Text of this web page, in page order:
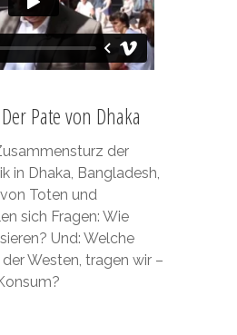
Pate von Dhaka
der
in Dhaka, Bangladesh,
Toten und
sich Fragen: Wie
Und: Welche
Westen, tragen wir –